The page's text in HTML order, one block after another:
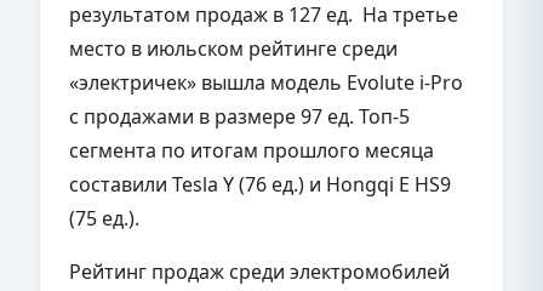
результатом продаж в 127 ед. На третье
место в июльском рейтинге среди
«электричек» вышла модель Evolute i-Pro
с продажами в размере 97 ед. Топ-5
сегмента по итогам прошлого месяца
составили Tesla Y (76 ед.) и Hongqi E HS9
(75 ед.).
Рейтинг продаж среди электромобилей